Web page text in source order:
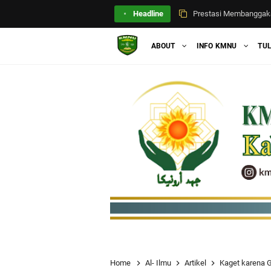
Headline Prestasi
SUSUNAN
KURMA (KMNU
SELAMAT ATAS
KMNU Unila Goes to
LAUNCHING LOGO
Menjaga Tradisi,
ABOUT INFO KMNU
Home Al- Ilmu Artikel Kaget karena